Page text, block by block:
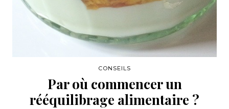
CONSEILS
Par où commencer un
rééquilibrage alimentaire ?